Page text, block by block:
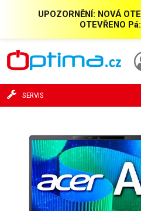
UPOZORNĚNÍ: NOVÁ
OTEVŘENO
SERVIS